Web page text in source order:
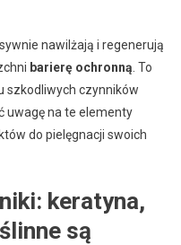
nawilżają i regenerują
barierę ochronną . To
szkodliwych czynników
uwagę na te elementy
do pielęgnacji swoich
keratyna,
są